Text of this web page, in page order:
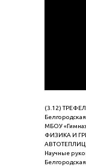
(3.12)
МБОУ
ФИЗИКА И
Научные